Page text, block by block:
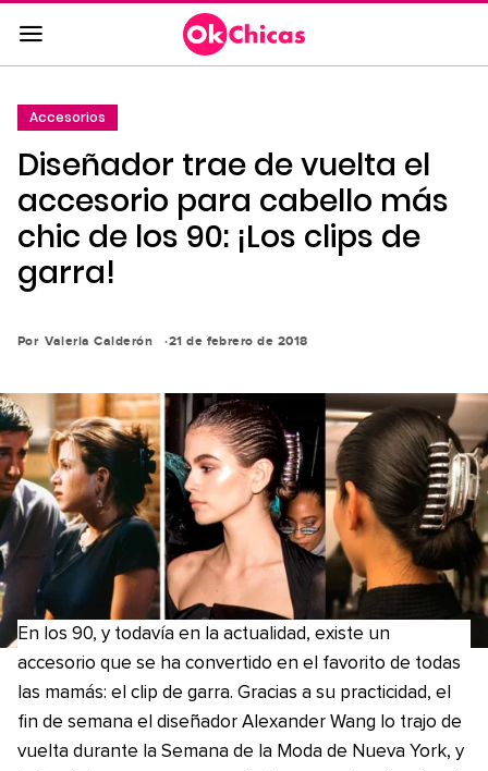
Saltar
al
contenido
la
navegación
principal
Accesorios
Diseñador trae de vuelta el
accesorio para cabello más
chic de los 90: ¡Los clips de
garra!
Por Valeria Calderón 21 de febrero de 2018
En los 90, y todavía en la actualidad, existe un
accesorio que se ha convertido en el favorito de todas
las mamás: el clip de garra. Gracias a su practicidad, el
fin de semana el diseñador Alexander Wang lo trajo de
vuelta durante la Semana de la Moda de Nueva York, y